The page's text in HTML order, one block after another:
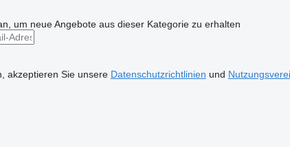
um neue Angebote aus dieser Kategorie zu erhalten
akzeptieren Sie unsere Datenschutzrichtlinien und